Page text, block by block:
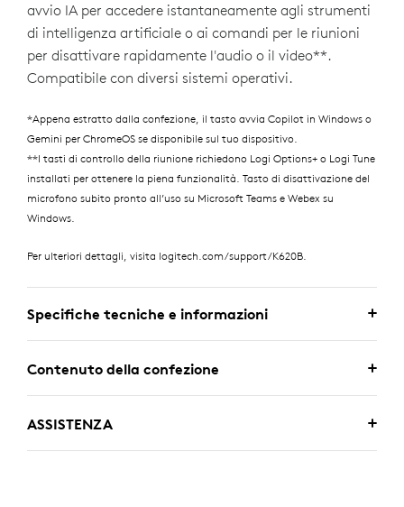
avvio IA per accedere istantaneamente agli strumenti
di intelligenza artificiale o ai comandi per le riunioni
per disattivare rapidamente l'audio o il video**.
Compatibile con diversi sistemi operativi.
*Appena estratto dalla confezione, il tasto avvia Copilot in Windows o
Gemini per ChromeOS se disponibile sul tuo dispositivo.
**I tasti di controllo della riunione richiedono Logi Options+ o Logi Tune
installati per ottenere la piena funzionalità. Tasto di disattivazione del
microfono subito pronto all’uso su Microsoft Teams e Webex su
Windows.
Per ulteriori dettagli, visita logitech.com/support/K620B.
Specifiche tecniche e informazioni
Contenuto della confezione
ASSISTENZA